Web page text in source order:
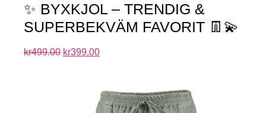
✨ BYXKJOL – TRENDIG &
SUPERBEKVÄM FAVORIT 👖💫
kr499.00 kr399.00